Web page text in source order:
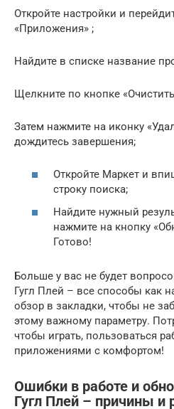
Откройте настройки и
«Приложения» ;
Найдите в списке название
Щелкните по кнопке
Затем нажмите на иконку
дождитесь завершения;
Откройте Маркет и
строку поиска;
Найдите нужный
нажмите на кнопку
Готово!
Больше у вас не будет
Гугл Плей – все способы как
обзор в закладки, чтобы не
этому важному параметру.
чтобы играть, пользоваться
приложениями с комфортом!
Ошибки в работе и
Гугл Плей – причины и